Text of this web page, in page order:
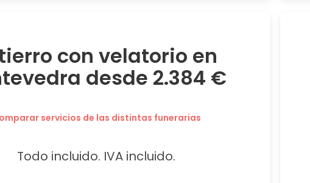
con velatorio en
desde 2.384 €
servicios de las distintas funerarias
Todo incluido. IVA incluido.